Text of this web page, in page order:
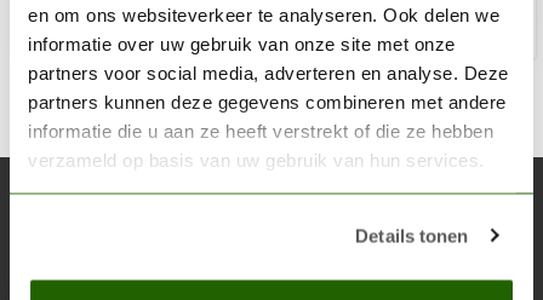
en om ons websiteverkeer te analyseren. Ook delen we
informatie over uw gebruik van onze site met onze
partners voor social media, adverteren en analyse. Deze
partners kunnen deze gegevens combineren met andere
informatie die u aan ze heeft verstrekt of die ze hebben
verzameld op basis van uw gebruik van hun services.
Details tonen
Blijf op de hoogte over onze laatste acties